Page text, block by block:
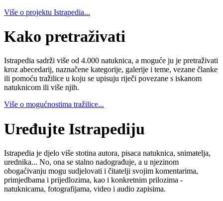
Više o projektu Istrapedia...
Kako pretraživati
Istrapedia sadrži više od 4.000 natuknica, a moguće ju je pretraživati
kroz abecedarij, naznačene kategorije, galerije i teme, vezane članke
ili pomoću tražilice u koju se upisuju riječi povezane s iskanom
natuknicom ili više njih.
Više o mogućnostima tražilice...
Uređujte Istrapediju
Istrapedia je djelo više stotina autora, pisaca natuknica, snimatelja,
urednika... No, ona se stalno nadograđuje, a u njezinom
obogaćivanju mogu sudjelovati i čitatelji svojim komentarima,
primjedbama i prijedlozima, kao i konkretnim prilozima -
natuknicama, fotografijama, video i audio zapisima.